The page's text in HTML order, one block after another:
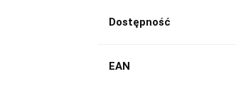
Dostępność
EAN